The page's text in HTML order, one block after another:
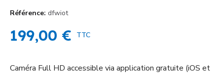
Référence dfwiot
199,00 € TTC
Caméra Full HD accessible via application gratuite (iOS et